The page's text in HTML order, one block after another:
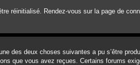
réinitialisé. Rendez-vous sur la page de
des deux choses suivantes a pu s’être
que vous avez reçues. Certains forums